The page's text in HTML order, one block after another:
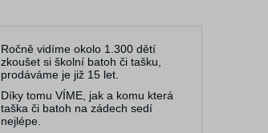
Ročně vidíme okolo 1.300 dětí
zkoušet si školní batoh či tašku,
prodáváme je již 15 let.
Díky tomu VÍME, jak a komu která
taška či batoh na zádech sedí
nejlépe.